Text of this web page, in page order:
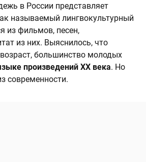
в России представляет
называемый лингвокультурный
из фильмов, песен,
из них. Выяснилось, что
большинство молодых
произведений XX века. Но
современности.